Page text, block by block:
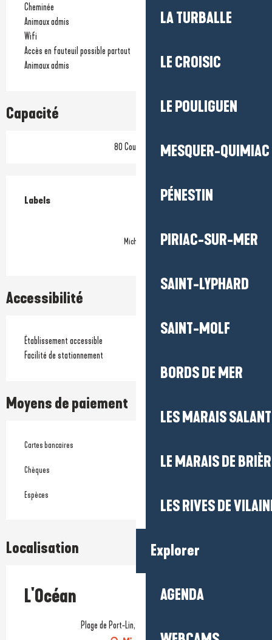
LA TURBALLE
LE CROISIC
LE POULIGUEN
MESQUER-QUIMIAC
PÉNESTIN
PIRIAC-SUR-MER
SAINT-LYPHARD
SAINT-MOLF
BORDS DE MER
LES MARAIS
LE MARAIS DE
LES RIVES DE
Explorer
AGENDA
Cheminée
Animaux admis
Wifi
Accès en fauteuil possible partout
Animaux admis
Capacité
80 Couvert(s)
Offres de prestations
Labels
Labels
Michelin
Accessibilité
Établissement accessible
Facilité de stationnement
Moyens de paiement
Cartes bancaires
Chèques
Espèces
Localisation
L'Océan
Plage de Port-Lin, 44490 Le Croisic